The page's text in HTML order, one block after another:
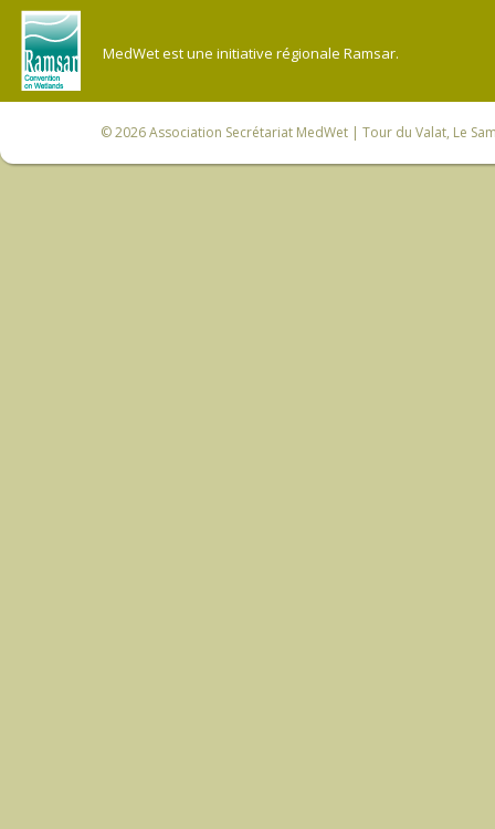
MedWet est une initiative régionale Ramsar.
© 2026Association Secrétariat MedWet | Tour du Valat, Le